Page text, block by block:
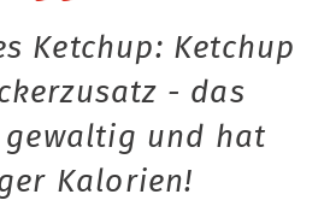
Ketchup: Ketchup
- das
gewaltig und hat
Kalorien!